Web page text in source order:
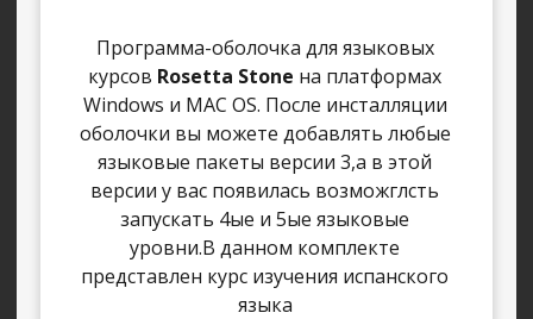
Программа-оболочка для языковых
курсов Rosetta Stone на платформах
Windows и MAC OS. После инсталляции
оболочки вы можете добавлять любые
языковые пакеты версии 3,а в этой
версии у вас появилась возможглсть
запускать 4ые и 5ые языковые
уровни.В данном комплекте
представлен курс изучения испанского
языка